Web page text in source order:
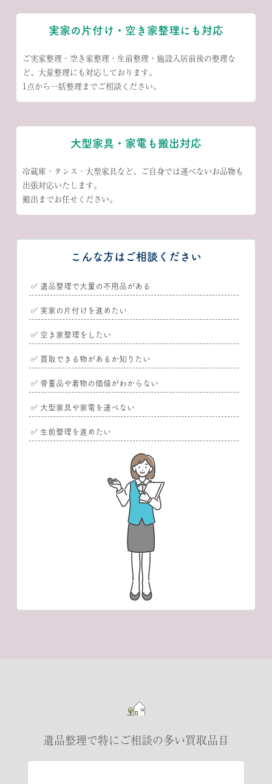
実家の片付け・空き家整理にも対応
ご実家整理・空き家整理・生前整理・施設入居前後の整理な
ど、大量整理にも対応しております。
1点から一括整理までご相談ください。
大型家具・家電も搬出対応
冷蔵庫・タンス・大型家具など、ご自身では運べないお品物も
出張対応いたします。
搬出までお任せください。
こんな方はご相談ください
✅ 遺品整理で大量の不用品がある
✅ 実家の片付けを進めたい
✅ 空き家整理をしたい
✅ 買取できる物があるか知りたい
✅ 骨董品や着物の価値がわからない
✅ 大型家具や家電を運べない
✅ 生前整理を進めたい
遺品整理で特にご相談の多い買取品目